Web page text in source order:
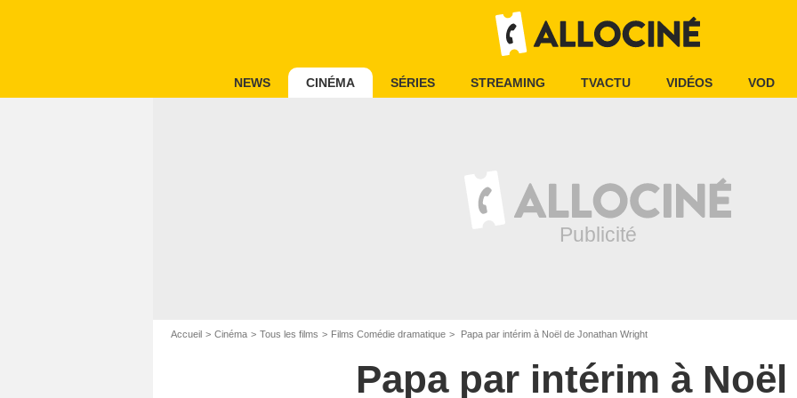
NEWS CINÉMA SÉRIES STREAMING TVACTU VIDÉOS VOD
Accueil Cinéma Tous les films Films Comédie dramatique Papa par intérim à Noël de Jonathan Wright
Papa par intérim à Noël